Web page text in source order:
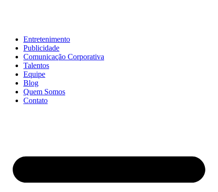
Entretenimento
Publicidade
Comunicação Corporativa
Talentos
Equipe
Blog
Quem Somos
Contato